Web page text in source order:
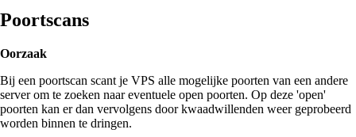
Poortscans
Oorzaak
Bij een poortscan scant je VPS alle mogelijke poorten van een andere
server om te zoeken naar eventuele open poorten. Op deze 'open'
poorten kan er dan vervolgens door kwaadwillenden weer geprobeerd
worden binnen te dringen.